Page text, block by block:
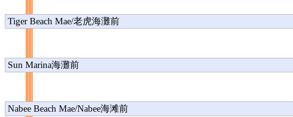
Tiger Beach Mae/老虎海灘前
Sun Marina海灘前
Nabee Beach Mae/Nabee海滩前